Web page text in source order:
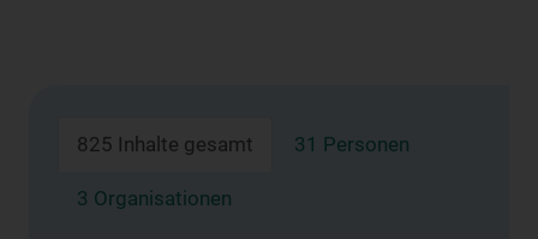
825 Inhalte gesamt 31 Personen
3 Organisationen